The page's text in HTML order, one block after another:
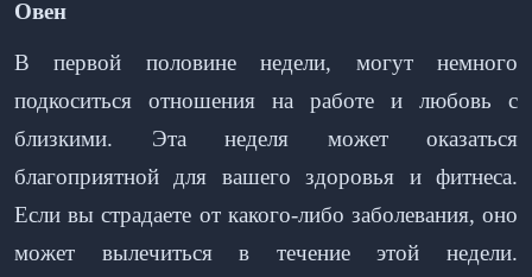
Овен
В первой половине недели, могут немного
подкоситься отношения на работе и любовь с
близкими. Эта неделя может оказаться
благоприятной для вашего здоровья и фитнеса.
Если вы страдаете от какого-либо заболевания, оно
может вылечиться в течение этой недели.